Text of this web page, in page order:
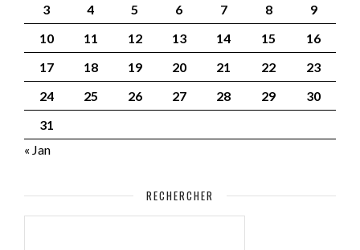
3
4 5 6 7 8
9
10
11 12 13 14 15
16
17
18 19 20 21 22
23
24
25 26 27 28 29
30
31
« Jan
RECHERCHER